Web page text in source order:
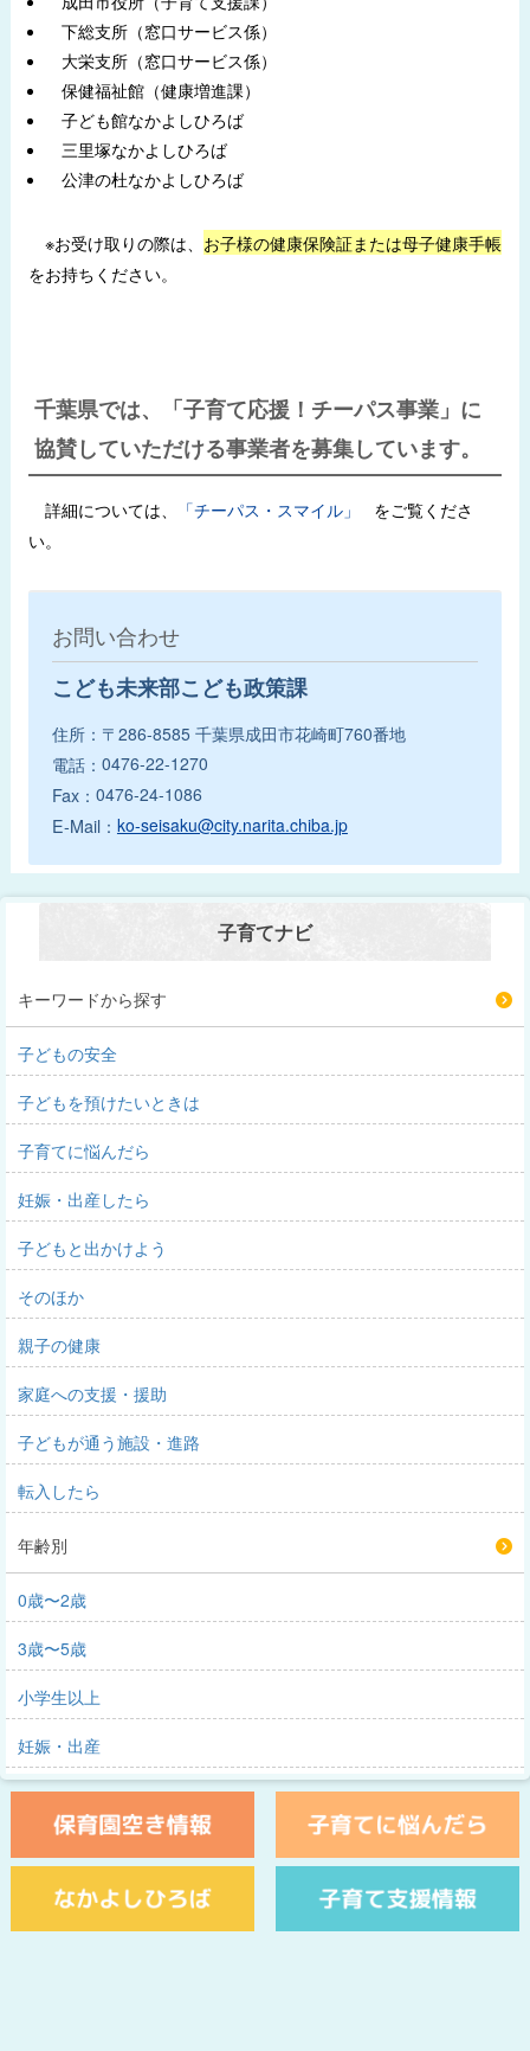
下総支所（窓口サービス係）
大栄支所（窓口サービス係）
保健福祉館（健康増進課）
子ども館なかよしひろば
三里塚なかよしひろば
公津の杜なかよしひろば
※お受け取りの際は、 お子様の健康保険証または母子健康手帳
をお持ちください。
千葉県では、「子育て応援！チーパス事業」に
協賛していただける事業者を募集しています。
詳細については、 「チーパス・スマイル」
をご覧くださ
い。
お問い合わせ
こども未来部こども政策課
〒286-8585 千葉県成田市花崎町760番地
0476-22-1270
0476-24-1086
ko-seisaku@city.narita.chiba.jp
子育てナビ
キーワードから探す
子どもの安全
子どもを預けたいときは
子育てに悩んだら
妊娠・出産したら
子どもと出かけよう
そのほか
親子の健康
家庭への支援・援助
子どもが通う施設・進路
転入したら
年齢別
0歳〜2歳
3歳〜5歳
小学生以上
妊娠・出産